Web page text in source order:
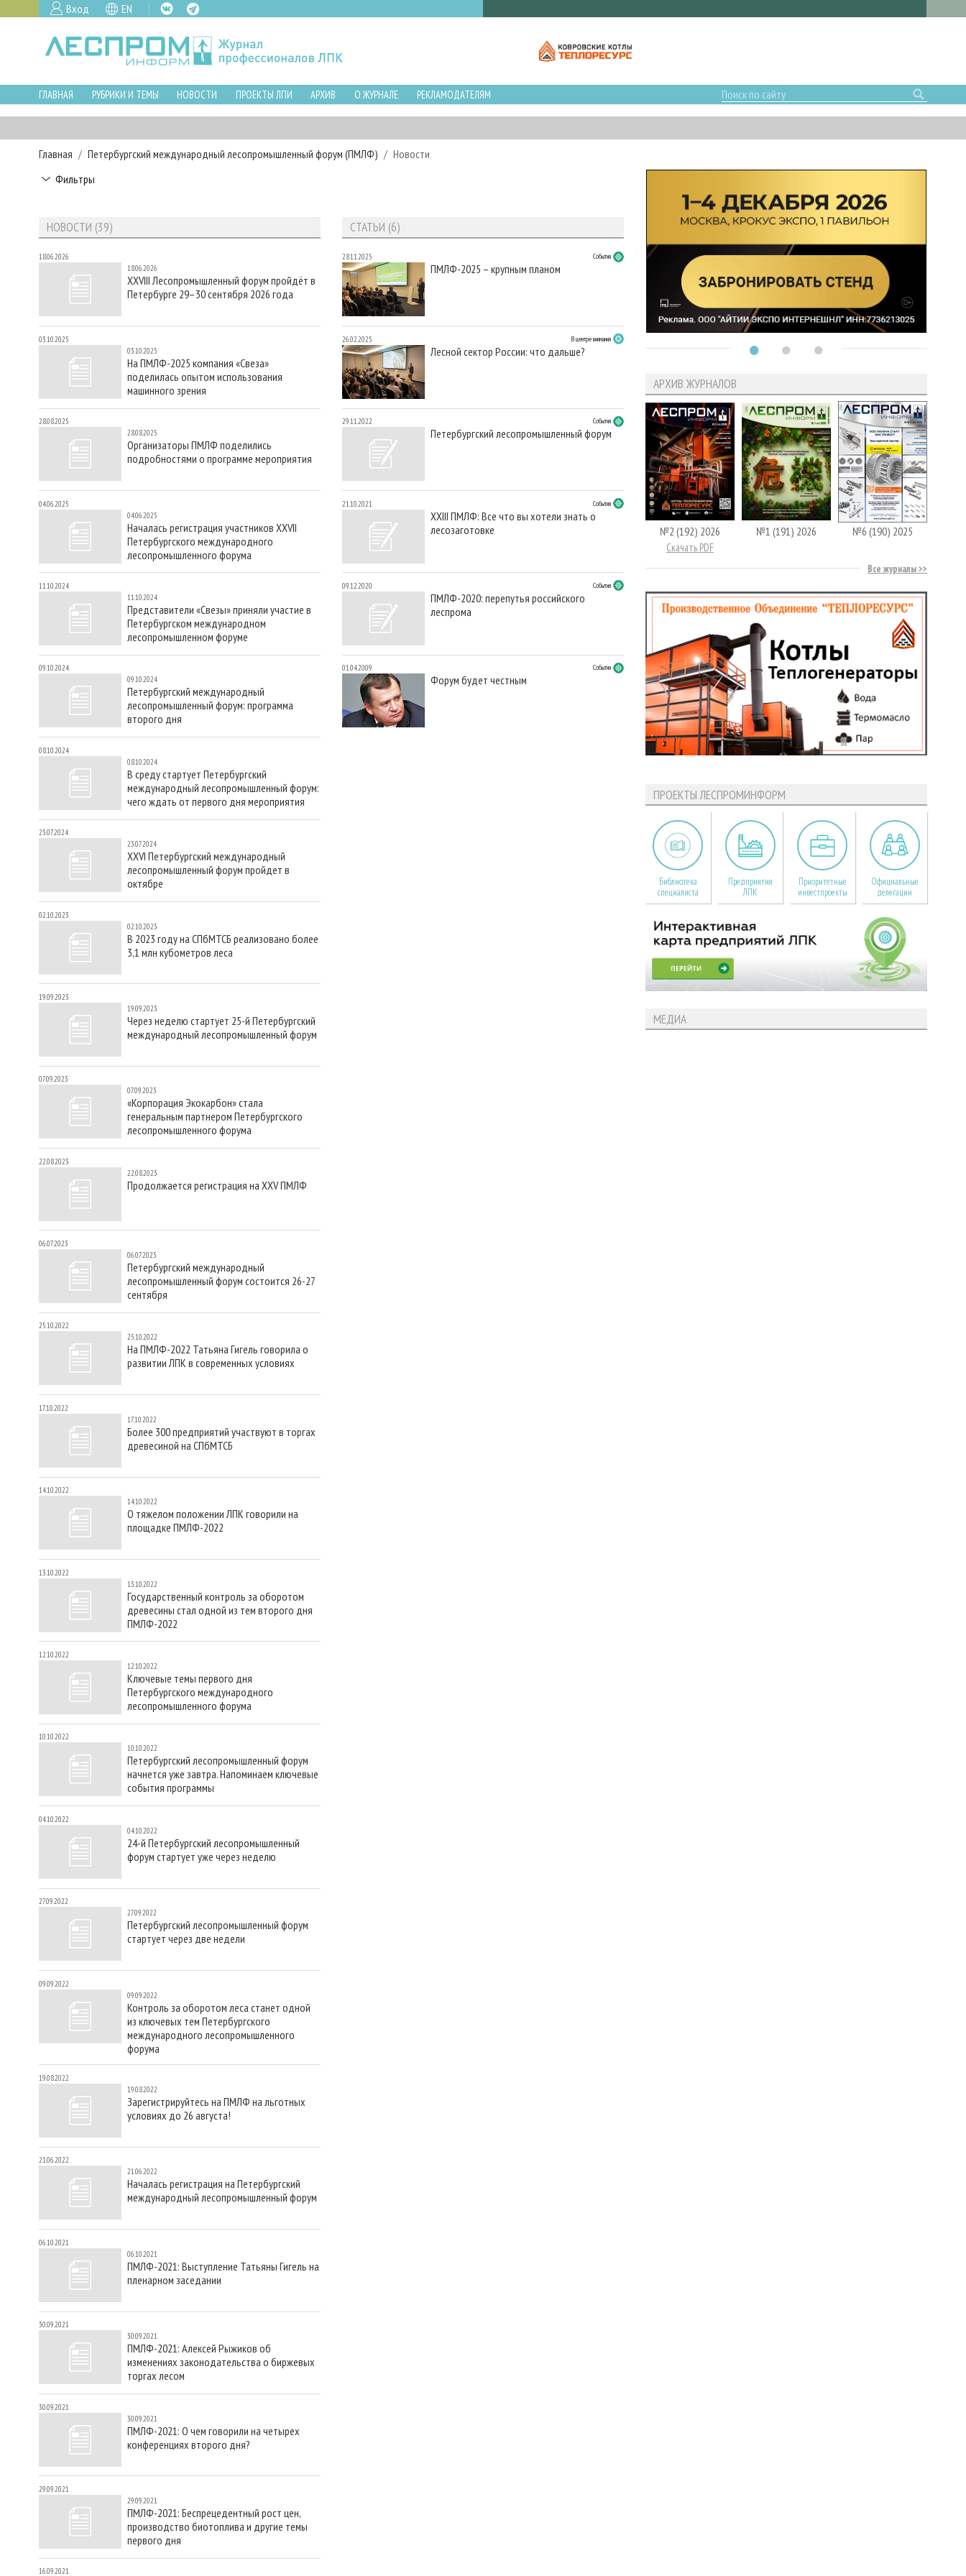
Вход EN
ГЛАВНАЯ РУБРИКИ И ТЕМЫ НОВОСТИ ПРОЕКТЫ ЛПИ АРХИВ О ЖУРНАЛЕ РЕКЛАМОДАТЕЛЯМ
Главная Петербургский международный лесопромышленный форум (ПМЛФ)
Новости
Фильтры
НОВОСТИ (39)
18.06.2026
18.06.2026
XXVIII Лесопромышленный форум пройдёт в
Петербурге 29–30 сентября 2026 года
03.10.2025
03.10.2025
На ПМЛФ-2025 компания «Свеза»
поделилась опытом использования
машинного зрения
28.08.2025
28.08.2025
Организаторы ПМЛФ поделились
подробностями о программе мероприятия
04.06.2025
04.06.2025
Началась регистрация участников XXVII
Петербургского международного
лесопромышленного форума
11.10.2024
11.10.2024
Представители «Свезы» приняли участие в
Петербургском международном
лесопромышленном форуме
09.10.2024
09.10.2024
Петербургский международный
лесопромышленный форум: программа
второго дня
08.10.2024
08.10.2024
В среду стартует Петербургский
международный лесопромышленный форум:
чего ждать от первого дня мероприятия
23.07.2024
23.07.2024
XXVI Петербургский международный
лесопромышленный форум пройдет в
октябре
02.10.2023
02.10.2023
В 2023 году на СПбМТСБ реализовано более
3,1 млн кубометров леса
19.09.2023
19.09.2023
Через неделю стартует 25-й Петербургский
международный лесопромышленный форум
07.09.2023
07.09.2023
«Корпорация Экокарбон» стала
генеральным партнером Петербургского
лесопромышленного форума
22.08.2023
22.08.2023
Продолжается регистрация на XXV ПМЛФ
06.07.2023
06.07.2023
Петербургский международный
лесопромышленный форум состоится 26-27
сентября
25.10.2022
25.10.2022
На ПМЛФ-2022 Татьяна Гигель говорила о
развитии ЛПК в современных условиях
17.10.2022
17.10.2022
Более 300 предприятий участвуют в торгах
древесиной на СПбМТСБ
14.10.2022
14.10.2022
О тяжелом положении ЛПК говорили на
площадке ПМЛФ-2022
13.10.2022
13.10.2022
Государственный контроль за оборотом
древесины стал одной из тем второго дня
ПМЛФ-2022
12.10.2022
12.10.2022
Ключевые темы первого дня
Петербургского международного
лесопромышленного форума
10.10.2022
10.10.2022
Петербургский лесопромышленный форум
начнется уже завтра. Напоминаем ключевые
события программы
04.10.2022
04.10.2022
24-й Петербургский лесопромышленный
форум стартует уже через неделю
27.09.2022
27.09.2022
Петербургский лесопромышленный форум
стартует через две недели
09.09.2022
09.09.2022
Контроль за оборотом леса станет одной
из ключевых тем Петербургского
международного лесопромышленного
форума
19.08.2022
19.08.2022
Зарегистрируйтесь на ПМЛФ на льготных
условиях до 26 августа!
21.06.2022
21.06.2022
Началась регистрация на Петербургский
международный лесопромышленный форум
06.10.2021
06.10.2021
ПМЛФ-2021: Выступление Татьяны Гигель на
пленарном заседании
30.09.2021
30.09.2021
ПМЛФ-2021: Алексей Рыжиков об
изменениях законодательства о биржевых
торгах лесом
30.09.2021
30.09.2021
ПМЛФ-2021: О чем говорили на четырех
конференциях второго дня?
29.09.2021
29.09.2021
ПМЛФ-2021: Беспрецедентный рост цен,
производство биотоплива и другие темы
первого дня
16.09.2021
СТАТЬИ (6)
28.11.2025 События
ПМЛФ-2025 – крупным планом
26.02.2025 В центре внимания
Лесной сектор России: что дальше?
29.11.2022 События
Петербургский лесопромышленный форум
21.10.2021 События
XXIII ПМЛФ: Все что вы хотели знать о
лесозаготовке
09.12.2020 События
ПМЛФ-2020: перепутья российского
леспрома
01.04.2009 События
Форум будет честным
АРХИВ ЖУРНАЛОВ
№2 (192) 2026
Скачать PDF
№1 (191) 2026 №6 (190) 2025
Все журналы
ПРОЕКТЫ ЛЕСПРОМИНФОРМ
Библиотека
специалиста
Предприятия
ЛПК
Приоритетные
инвестпроекты
Официальные
делегации
МЕДИА